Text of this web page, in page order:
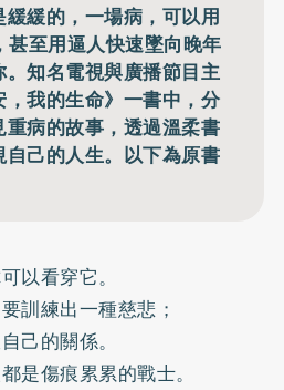
緩的，一場病，可以用
甚至用逼人快速墜向晚年
知名電視與廣播節目主
我的生命》一書中，分
病的故事，透過溫柔書
己的人生。以下為原書
以看穿它。
訓練出一種慈悲；
己的關係。
是傷痕累累的戰士。